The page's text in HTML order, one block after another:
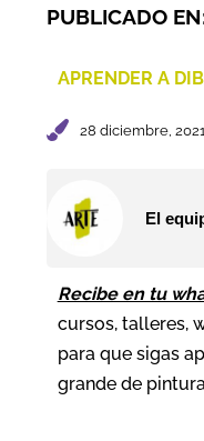
PUBLICADO
APRENDER A
28 diciembre, 2021
El
Recibe en tu
cursos, talleres,
para que sigas
grande de